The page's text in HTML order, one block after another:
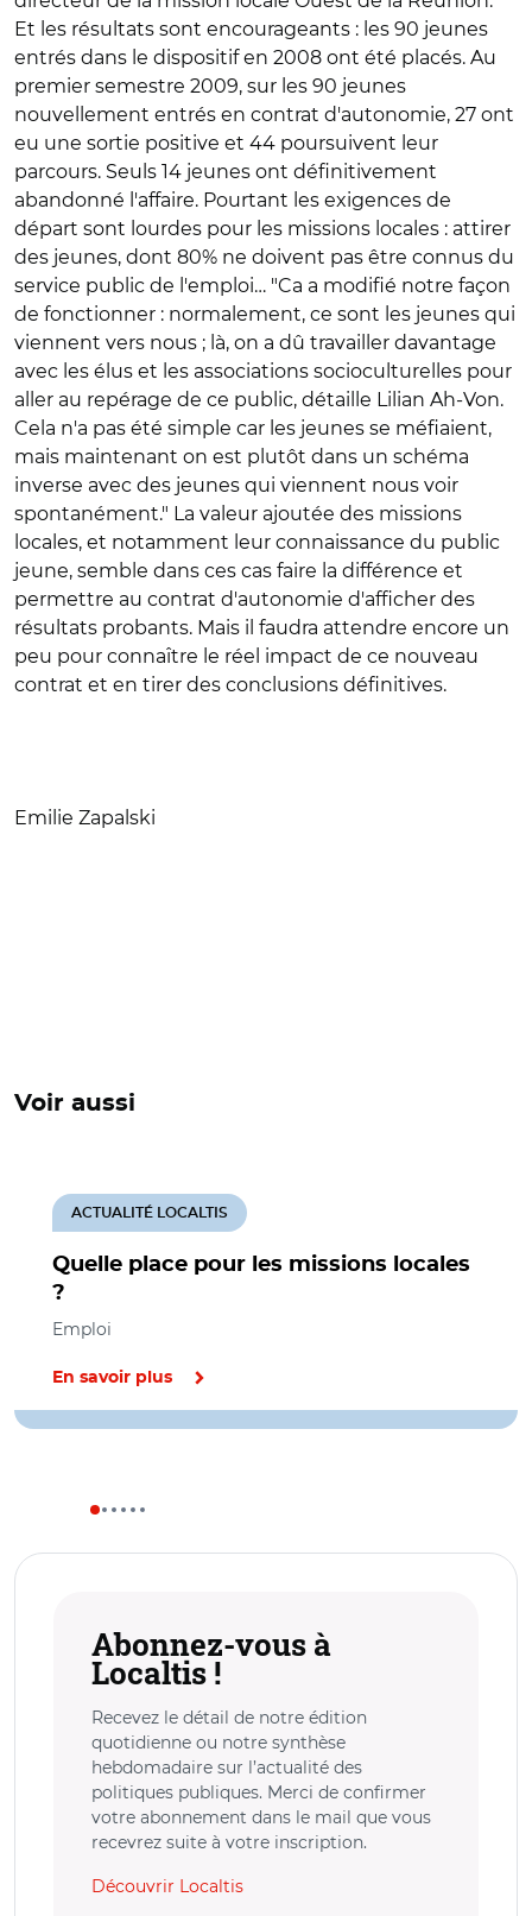
Et les résultats sont encourageants : les 90 jeunes
entrés dans le dispositif en 2008 ont été placés. Au
premier semestre 2009, sur les 90 jeunes
nouvellement entrés en contrat d'autonomie, 27 ont
eu une sortie positive et 44 poursuivent leur
parcours. Seuls 14 jeunes ont définitivement
abandonné l'affaire. Pourtant les exigences de
départ sont lourdes pour les missions locales : attirer
des jeunes, dont 80% ne doivent pas être connus du
service public de l'emploi… "Ca a modifié notre façon
de fonctionner : normalement, ce sont les jeunes qui
viennent vers nous ; là, on a dû travailler davantage
avec les élus et les associations socioculturelles pour
aller au repérage de ce public, détaille Lilian Ah-Von.
Cela n'a pas été simple car les jeunes se méfiaient,
mais maintenant on est plutôt dans un schéma
inverse avec des jeunes qui viennent nous voir
spontanément." La valeur ajoutée des missions
locales, et notamment leur connaissance du public
jeune, semble dans ces cas faire la différence et
permettre au contrat d'autonomie d'afficher des
résultats probants. Mais il faudra attendre encore un
peu pour connaître le réel impact de ce nouveau
contrat et en tirer des conclusions définitives.
Emilie Zapalski
Voir aussi
Quelle place pour les missions locales
?
ACTUALITÉ LOCALTIS
Emploi
En savoir plus
Abonnez-vous à
Localtis !
Recevez le détail de notre édition
quotidienne ou notre synthèse
hebdomadaire sur l’actualité des
politiques publiques. Merci de confirmer
votre abonnement dans le mail que vous
recevrez suite à votre inscription.
Découvrir Localtis